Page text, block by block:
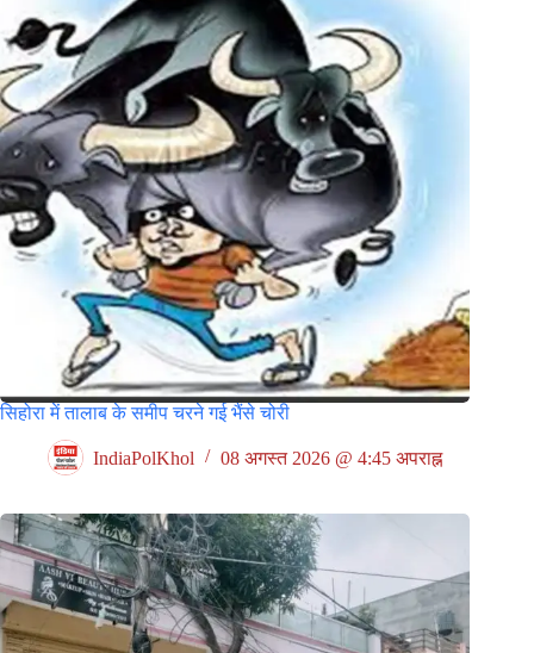
सिहोरा में तालाब के समीप चरने गई भैंसे चोरी
IndiaPolKhol 08 अगस्त 2026 @ 4:45 अपराह्न